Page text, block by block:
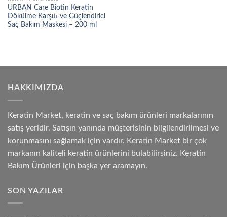
Add to
wishlist
URBAN Care Biotin Keratin
Dökülme Karşıtı ve Güçlendirici
Saç Bakım Maskesi – 200 ml
HAKKIMIZDA
Keratin Market, keratin ve saç bakım ürünleri markalarının
satış yeridir. Satışın yanında müşterisinin bilgilendirilmesi ve
korunmasını sağlamak için vardır. Keratin Market bir çok
markanın kaliteli keratin ürünlerini bulabilirsiniz. Keratin
Bakım Ürünleri için başka yer aramayın.
SON YAZILAR